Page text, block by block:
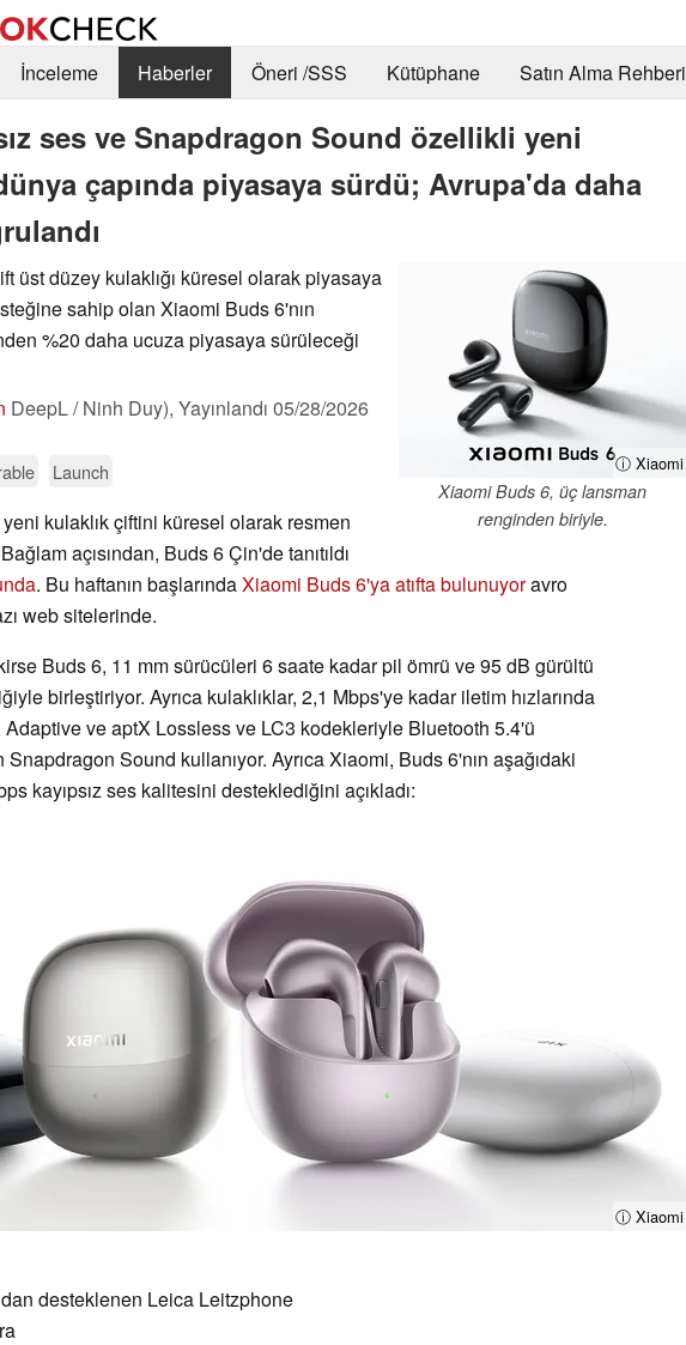
İnceleme Haberler Öneri /SSS Kütüphane Satın Alma Rehberi
ses ve Snapdragon Sound özellikli yeni
çapında piyasaya sürdü; Avrupa'da daha
ⓘ Xiaomi
Xiaomi Buds 6, üç lansman
renginden biriyle.
üst düzey kulaklığı küresel olarak piyasaya
sahip olan Xiaomi Buds 6'nın
%20 daha ucuza piyasaya sürüleceği
DeepL / Ninh Duy), Yayınlandı 05/28/2026
Launch
kulaklık çiftini küresel olarak resmen
açısından, Buds 6 Çin'de tanıtıldı
. Bu haftanın başlarındaXiaomi Buds 6'ya atıfta bulunuyoravro
web sitelerinde.
Buds 6, 11 mm sürücüleri 6 saate kadar pil ömrü ve 95 dB gürültü
birleştiriyor. Ayrıca kulaklıklar, 2,1 Mbps'ye kadar iletim hızlarında
ve aptX Lossless ve LC3 kodekleriyle Bluetooth 5.4'ü
Sound kullanıyor. Ayrıca Xiaomi, Buds 6'nın aşağıdaki
kayıpsız ses kalitesini desteklediğini açıkladı:
ⓘ Xiaomi
desteklenen Leica Leitzphone